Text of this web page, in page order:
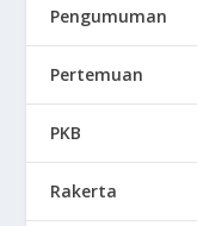
Pengumuman
Pertemuan
PKB
Rakerta